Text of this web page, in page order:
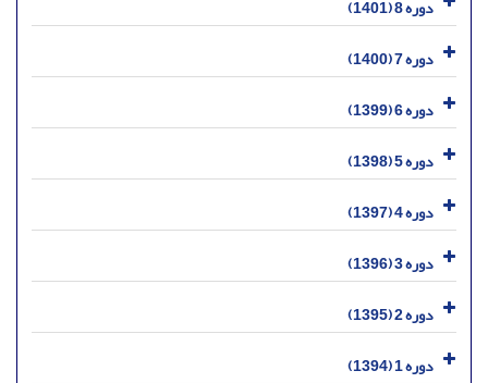
دوره 8 (1401)
دوره 7 (1400)
دوره 6 (1399)
دوره 5 (1398)
دوره 4 (1397)
دوره 3 (1396)
دوره 2 (1395)
دوره 1 (1394)